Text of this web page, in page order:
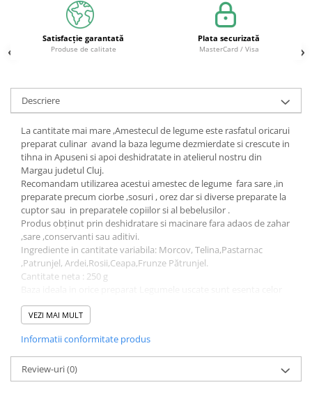
Satisfacție garantată
Produse de calitate
Plata securizată
MasterCard / Visa
Descriere
La cantitate mai mare ,Amestecul de legume este rasfatul oricarui
preparat culinar avand la baza legume dezmierdate si crescute in
tihna in Apuseni si apoi deshidratate in atelierul nostru din
Margau judetul Cluj.
Recomandam utilizarea acestui amestec de legume fara sare ,in
preparate precum ciorbe ,sosuri , orez dar si diverse preparate la
cuptor sau in preparatele copiilor si al bebelusilor .
Produs obținut prin deshidratare si macinare fara adaos de zahar
,sare ,conservanti sau aditivi.
Ingrediente in cantitate variabila: Morcov, Telina,Pastarnac
,Patrunjel, Ardei,Rosii,Ceapa,Frunze Pătrunjel.
Cantitate neta : 250 g
zemoase si aromate la vremea lor, odata eliminata apa prin
deshidratarea blanda ce rezulta este un belsug de savoare .
medie 1.1 kg de Legume proaspete .
Tare drag ne este sa le Faurim toate acestea in Inima Apusenilor .
VEZI MAI MULT
Informatii conformitate produs
Review-uri(0)